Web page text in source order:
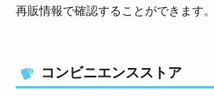
再販情報で確認することができます。
コンビニエンスストア